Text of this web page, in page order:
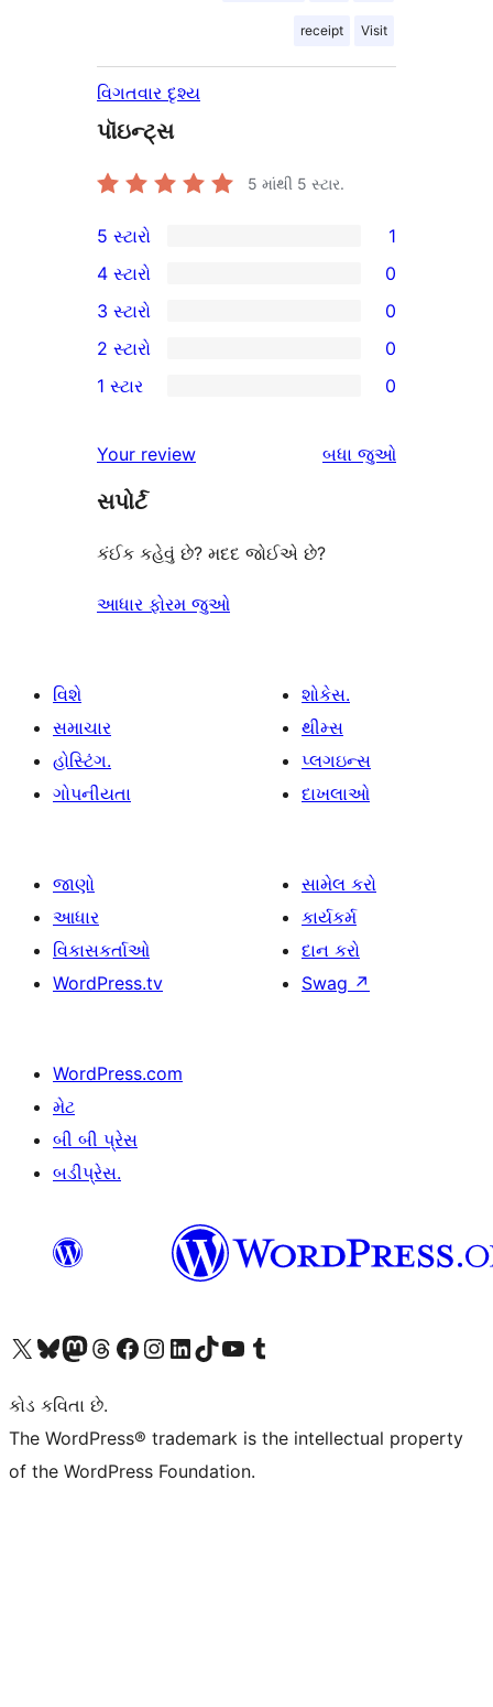
receipt Visit
વિગતવાર દૃશ્ય
પૉઇન્ટ્સ
5 માંથી 5 સ્ટાર.
1
5-
સ્ટાર
સમીક્ષા
5 સ્ટારો 1
4-
સ્ટાર
સમીક્ષાઓ
4 સ્ટારો 0
0
3-
સ્ટાર
3 સ્ટારો 0
2-
સમીક્ષાઓ
2 સ્ટારો 0
સ્ટાર
સમીક્ષાઓ
1 સ્ટાર 0
Your review બધા સમીક્ષાઓ
જુઓ
સપોર્ટ
કંઈક કહેવું છે? મદદ જોઈએ છે?
આધાર ફોરમ જુઓ
વિશે
સમાચાર
હોસ્ટિંગ.
ગોપનીયતા
શોકેસ.
થીમ્સ
પ્લગઇન્સ
દાખલાઓ
જાણો
આધાર
વિકાસકર્તાઓ
WordPress.tv
સામેલ કરો
કાર્યકર્મ
દાન કરો
Swag ↗
WordPress.com
મેટ
બી બી પ્રેસ
બડીપ્રેસ.
અમારા X (અગાઉ ટ્વિટર) એકાઉન્ટની મુલાકાત લોઅમારા Bluesky એકાઉન્ટની મુલાકાત લોઅમારા માસ્ટોડોન એકાઉન્ટની મુલાકાત લોઅમારા Threads એકાઉન્ટની મુલાકાત લો અમારા ફેસબુક પેજની મુલાકાત લોઅમારા ઇન્સ્ટાગ્રામ એકાઉન્ટની મુલાકાત લો અમારા LinkedIn એકાઉન્ટની મુલાકાત લોઅમારા TikTok એકાઉન્ટની મુલાકાત લોઅમારી YouTube ચેનલની મુલાકાત લો અમારા Tumblr એકાઉન્ટની મુલાકાત લો
કોડ કવિતા છે.
The WordPress® trademark is the intellectual property
of the WordPress Foundation.